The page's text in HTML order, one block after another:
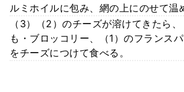
ルミホイルに包み、網の上にのせて温
（3）（2）のチーズが溶けてきたら
も・ブロッコリー、（1）のフランス
をチーズにつけて食べる。